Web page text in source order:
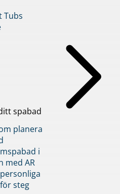
Tubs
spabad
planera
i
med AR
steg